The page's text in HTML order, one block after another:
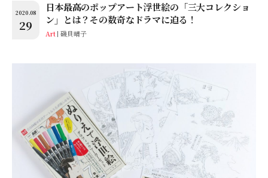
2020.08
29
日本最高のポップアート浮世絵の「三大コレクショ
ン」とは？その数奇なドラマに迫る！
Art 磯貝晴子